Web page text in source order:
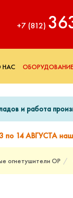
+7 (812)
НАС ОБОРУДОВАНИЕ
и работа
по 14 АВГУСТА
огнетушители ОР